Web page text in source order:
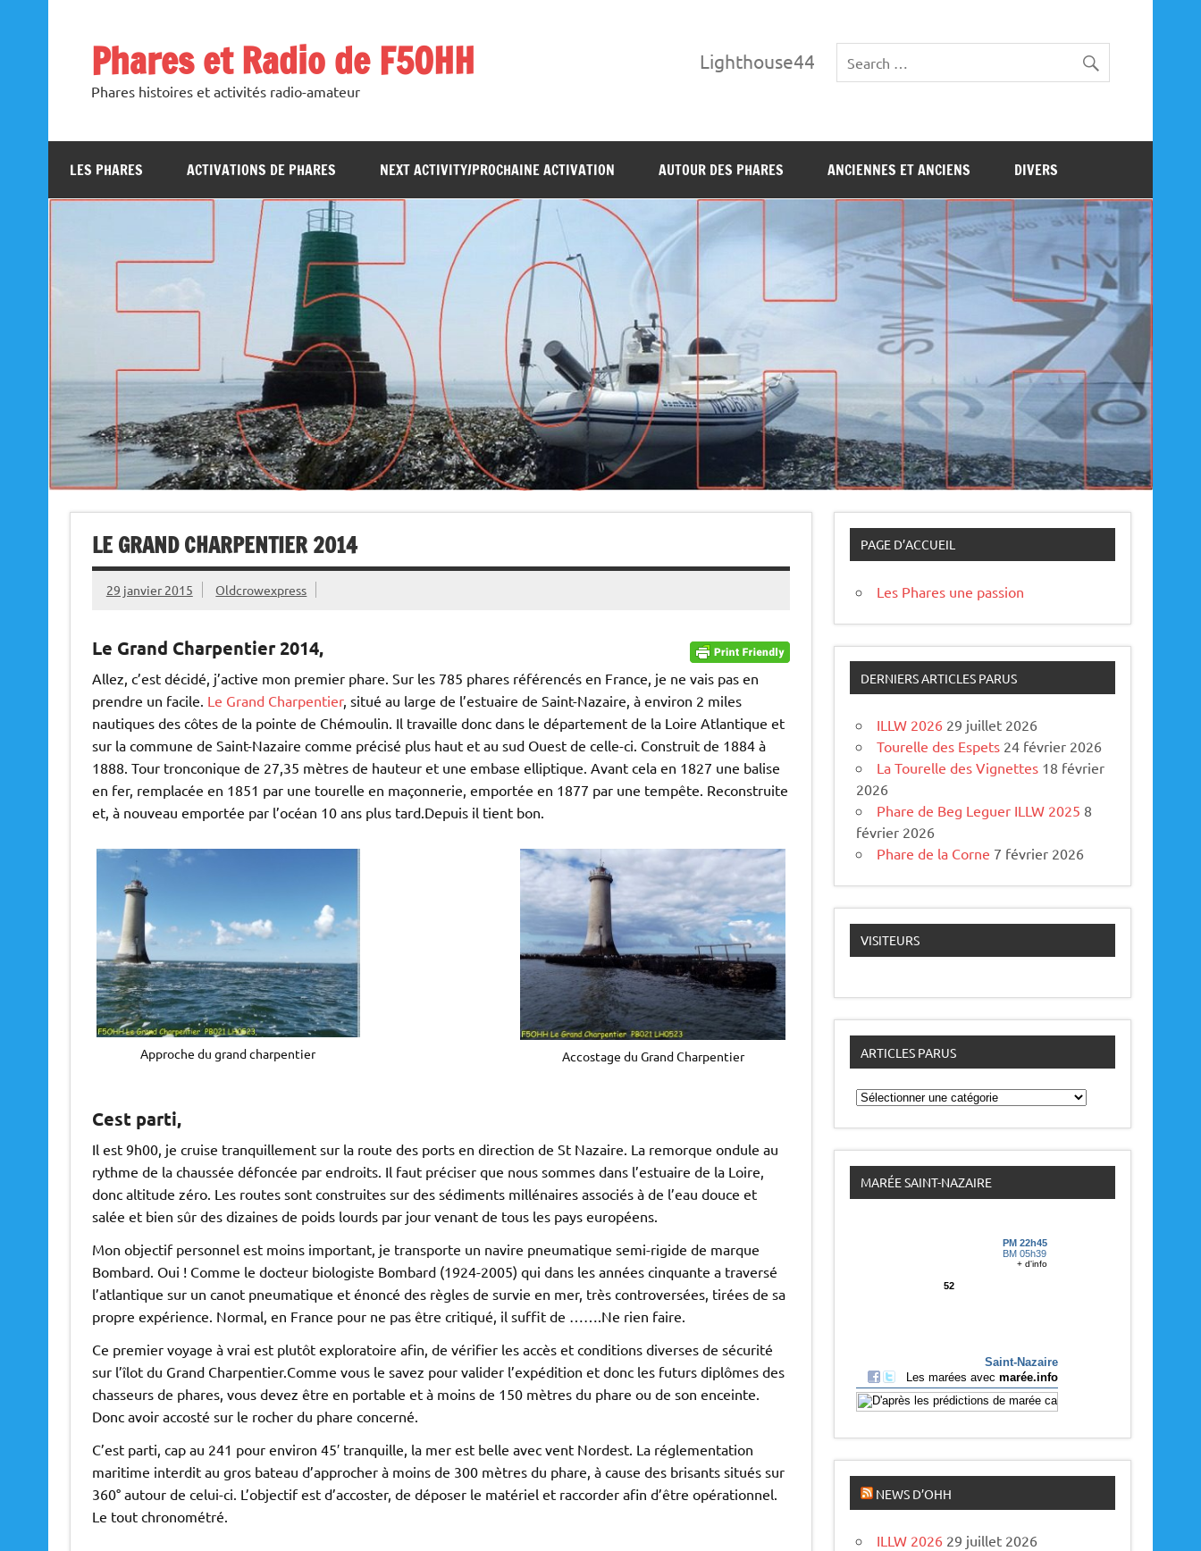
Phares et Radio de F5OHH
Phares histoires et activités radio-amateur
Lighthouse44
LES PHARES ACTIVATIONS DE PHARES NEXT ACTIVITY/PROCHAINE ACTIVATION AUTOUR DES PHARES ANCIENNES ET ANCIENS DIVERS
LE GRAND CHARPENTIER 2014
29 janvier 2015 Oldcrowexpress
Le Grand Charpentier 2014,
Allez, c’est décidé, j’active mon premier phare. Sur les 785 phares référencés en France, je ne vais pas en
prendre un facile. Le Grand Charpentier, situé au large de l’estuaire de Saint-Nazaire, à environ 2 miles
nautiques des côtes de la pointe de Chémoulin. Il travaille donc dans le département de la Loire Atlantique et
sur la commune de Saint-Nazaire comme précisé plus haut et au sud Ouest de celle-ci. Construit de 1884 à
1888. Tour tronconique de 27,35 mètres de hauteur et une embase elliptique. Avant cela en 1827 une balise
en fer, remplacée en 1851 par une tourelle en maçonnerie, emportée en 1877 par une tempête. Reconstruite
et, à nouveau emportée par l’océan 10 ans plus tard.Depuis il tient bon.
Approche du grand charpentier Accostage du Grand Charpentier
Cest parti,
Il est 9h00, je cruise tranquillement sur la route des ports en direction de St Nazaire. La remorque ondule au
rythme de la chaussée défoncée par endroits. Il faut préciser que nous sommes dans l’estuaire de la Loire,
donc altitude zéro. Les routes sont construites sur des sédiments millénaires associés à de l’eau douce et
salée et bien sûr des dizaines de poids lourds par jour venant de tous les pays européens.
Mon objectif personnel est moins important, je transporte un navire pneumatique semi-rigide de marque
Bombard. Oui ! Comme le docteur biologiste Bombard (1924-2005) qui dans les années cinquante a traversé
l’atlantique sur un canot pneumatique et énoncé des règles de survie en mer, très controversées, tirées de sa
propre expérience. Normal, en France pour ne pas être critiqué, il suffit de …….Ne rien faire.
Ce premier voyage à vrai est plutôt exploratoire afin, de vérifier les accès et conditions diverses de sécurité
sur l’îlot du Grand Charpentier.Comme vous le savez pour valider l’expédition et donc les futurs diplômes des
chasseurs de phares, vous devez être en portable et à moins de 150 mètres du phare ou de son enceinte.
Donc avoir accosté sur le rocher du phare concerné.
C’est parti, cap au 241 pour environ 45′ tranquille, la mer est belle avec vent Nordest. La réglementation
maritime interdit au gros bateau d’approcher à moins de 300 mètres du phare, à cause des brisants situés sur
360° autour de celui-ci. L’objectif est d’accoster, de déposer le matériel et raccorder afin d’être opérationnel.
Le tout chronométré.
PAGE D’ACCUEIL
Les Phares une passion
DERNIERS ARTICLES PARUS
ILLW 2026 29 juillet 2026
Tourelle des Espets 24 février 2026
La Tourelle des Vignettes 18 février
2026
Phare de Beg Leguer ILLW 2025 8
février 2026
Phare de la Corne 7 février 2026
VISITEURS
ARTICLES PARUS
A
r
t
c
l
e
s
MARÉE SAINT-NAZAIRE
NEWS D’OHH
ILLW 2026 29 juillet 2026